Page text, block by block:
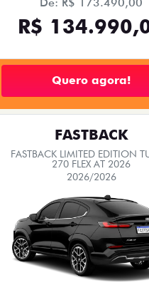
para acabar,
FASTBACK
FASTBACK IMPETUS TURBO
HYBRID FLEX AT 2026
2026/2026